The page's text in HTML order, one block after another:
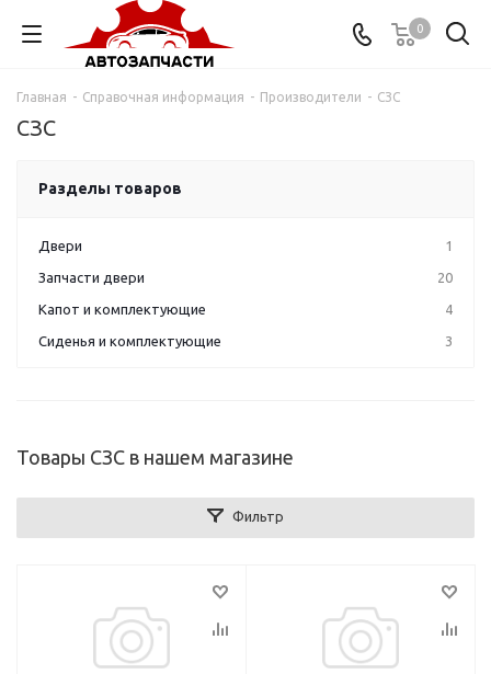
0
Главная - Справочная информация - Производители - СЗС
СЗС
Разделы товаров
Двери 1
Запчасти двери 20
Капот и комплектующие 4
Сиденья и комплектующие 3
Товары СЗС в нашем магазине
Фильтр